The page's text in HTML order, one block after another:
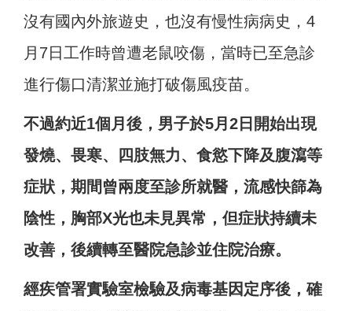
沒有國內外旅遊史，也沒有慢性病病史，4
月7日工作時曾遭老鼠咬傷，當時已至急診
進行傷口清潔並施打破傷風疫苗。
不過約近1個月後，男子於5月2日開始出現
發燒、畏寒、四肢無力、食慾下降及腹瀉等
症狀，期間曾兩度至診所就醫，流感快篩為
陰性，胸部X光也未見異常，但症狀持續未
改善，後續轉至醫院急診並住院治療。
經疾管署實驗室檢驗及病毒基因定序後，確